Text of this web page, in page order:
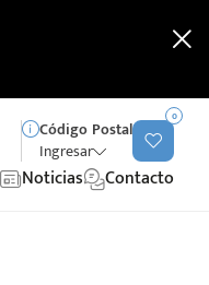
Código Postal
Ingresar
0
Noticias Contacto